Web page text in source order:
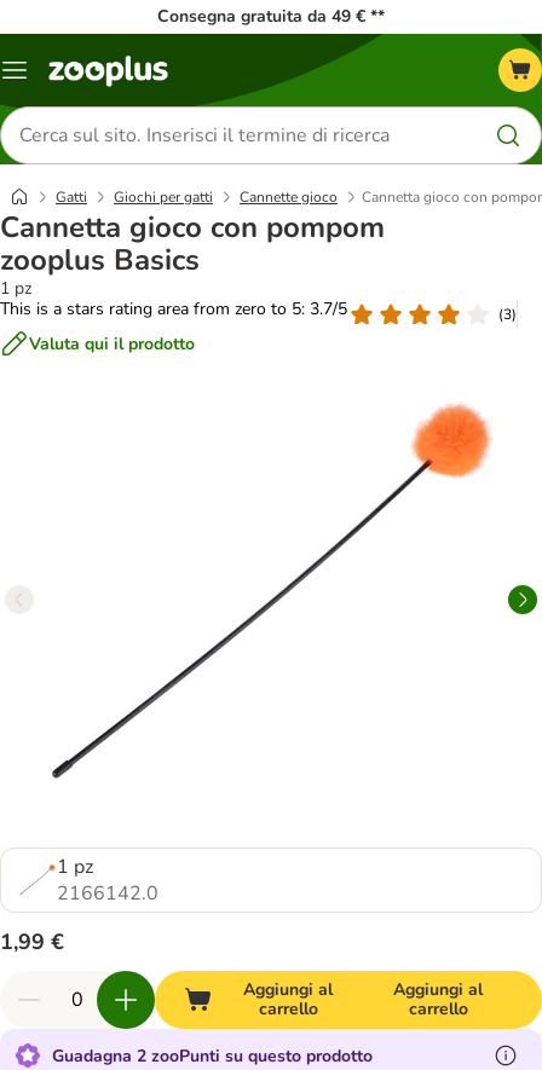
Consegna gratuita da 49 € **
Overview
Cerca
prodotti
Gatti Giochi per gatti Cannette gioco Cannetta gioco con
Cannetta gioco con pompom
zooplus Basics
1 pz
This is a stars rating area from zero to 5: 3.7/5
(3)
Valuta qui il prodotto
1 pz
2166142.0
1,99 €
Aggiungi al
carrello
Aggiungi al
carrello
Guadagna 2 zooPunti su questo prodotto